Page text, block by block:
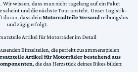
. Wir wissen, dass man nicht tagelang auf ein Paket
scheint und die nächste Tour ansteht. Unser Logistik-
daran, dass deinMotorradteile Versand reibungslos
und zügig erfolgt.
Artikel für Motorräder im Detail
Einzelteilen, die perfekt zusammenspielen
Artikel für Motorräder bestehend aus
, die das Herzstück deines Bikes bilden: